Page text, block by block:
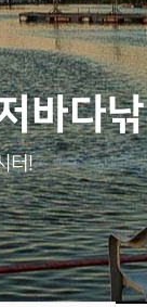
바다
터!